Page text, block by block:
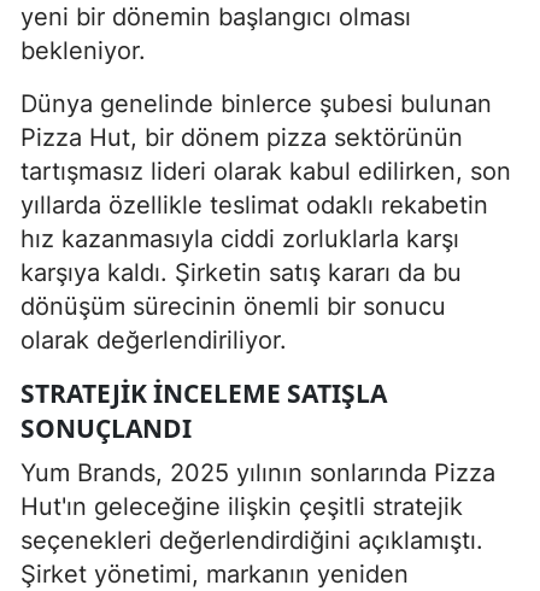
yeni bir dönemin başlangıcı olması
bekleniyor.
Dünya genelinde binlerce şubesi bulunan
Pizza Hut, bir dönem pizza sektörünün
tartışmasız lideri olarak kabul edilirken, son
yıllarda özellikle teslimat odaklı rekabetin
hız kazanmasıyla ciddi zorluklarla karşı
karşıya kaldı. Şirketin satış kararı da bu
dönüşüm sürecinin önemli bir sonucu
olarak değerlendiriliyor.
STRATEJIK INCELEME SATIŞLA
SONUÇLANDI
Yum Brands, 2025 yılının sonlarında Pizza
Hut'ın geleceğine ilişkin çeşitli stratejik
seçenekleri değerlendirdiğini açıklamıştı.
Şirket yönetimi, markanın yeniden